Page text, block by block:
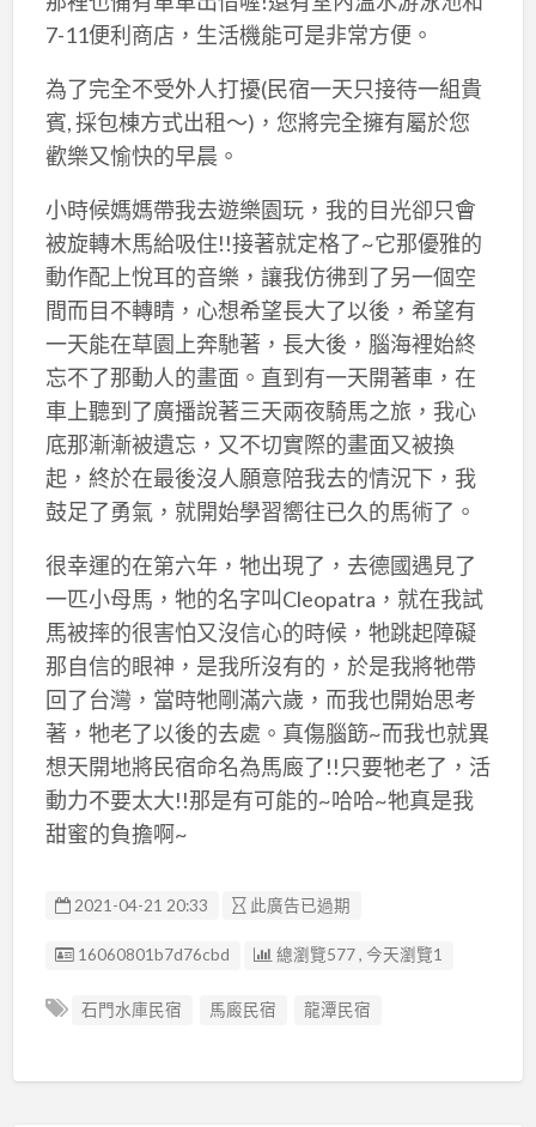
7-11便利商店，生活機能可是非常方便。
為了完全不受外人打擾(民宿一天只接待一組貴
賓, 採包棟方式出租～)，您將完全擁有屬於您
歡樂又愉快的早晨。
小時候媽媽帶我去遊樂園玩，我的目光卻只會
被旋轉木馬給吸住!!接著就定格了~它那優雅的
動作配上悅耳的音樂，讓我仿彿到了另一個空
間而目不轉睛，心想希望長大了以後，希望有
一天能在草園上奔馳著，長大後，腦海裡始終
忘不了那動人的畫面。直到有一天開著車，在
車上聽到了廣播說著三天兩夜騎馬之旅，我心
底那漸漸被遺忘，又不切實際的畫面又被換
起，終於在最後沒人願意陪我去的情況下，我
鼓足了勇氣，就開始學習嚮往已久的馬術了。
很幸運的在第六年，牠出現了，去德國遇見了
一匹小母馬，牠的名字叫Cleopatra，就在我試
馬被摔的很害怕又沒信心的時候，牠跳起障礙
那自信的眼神，是我所沒有的，於是我將牠帶
回了台灣，當時牠剛滿六歲，而我也開始思考
著，牠老了以後的去處。真傷腦筯~而我也就異
想天開地將民宿命名為馬廄了!!只要牠老了，活
動力不要太大!!那是有可能的~哈哈~牠真是我
甜蜜的負擔啊~
2021-04-21 20:33 此廣告已過期
廣告编號
16060801b7d76cbd 總瀏覽577 , 今天瀏覽1
石門水庫民宿 馬廄民宿 龍潭民宿